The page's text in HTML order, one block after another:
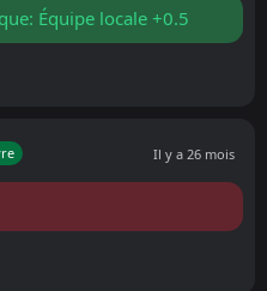
Équipe locale +0.5
Il y a 26 mois